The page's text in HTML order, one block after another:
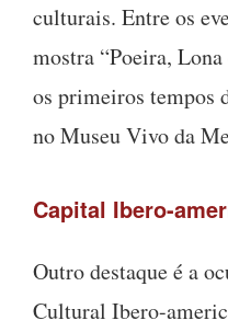
culturais. Entre os
mostra “Poeira,
os primeiros tempos
no Museu Vivo da
Capital Ibero-
Outro destaque é a
Cultural Ibero-